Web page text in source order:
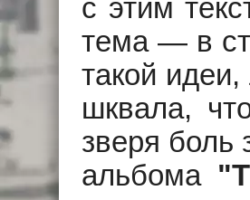
с этим
тема — в
такой
шквала,
зверя боль
альбома